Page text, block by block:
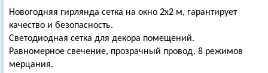
Новогодняя гирлянда сетка на окно 2х2 м, гарантирует
качество и безопасность.
Светодиодная сетка для декора помещений.
Равномерное свечение, прозрачный провод, 8 режимов
мерцания.